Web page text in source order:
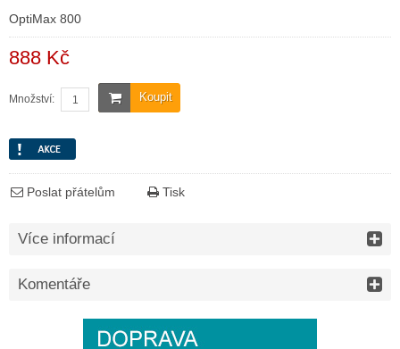
OptiMax 800
888 Kč
Koupit
Množství:
Poslat přátelům Tisk
Více informací
Komentáře